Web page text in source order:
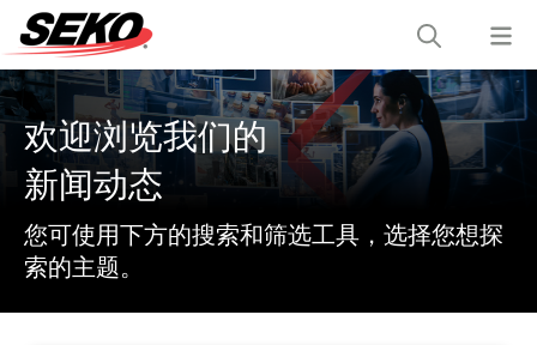
欢迎浏览我们的
新闻动态
您可使用下方的搜索和筛选工具，选择您想探
索的主题。